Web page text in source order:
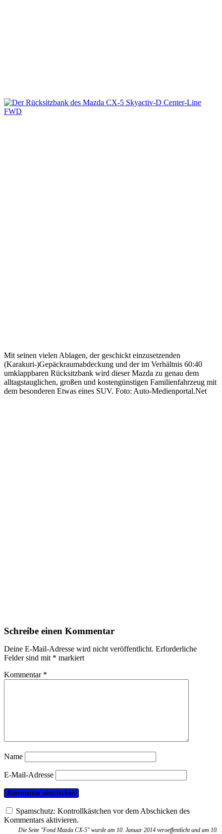
Mit seinen vielen Ablagen, der geschickt einzusetzenden
(Karakuri-)Gepäckraumabdeckung und der im Verhältnis 60:40
umklappbaren Rücksitzbank wird dieser Mazda zu genau dem
alltagstauglichen, großen und kostengünstigen Familienfahrzeug mit
dem besonderen Etwas eines SUV. Foto: Auto-Medienportal.Net
Schreibe einen Kommentar
Deine E-Mail-Adresse wird nicht veröffentlicht. Erforderliche
Felder sind mit * markiert
Kommentar *
Name
E-Mail-Adresse
Spamschutz: Kontrollkästchen vor dem Abschicken des
Kommentars aktivieren.
Die Seite "Fond Mazda CX-5" wurde am 10. Januar 2014 veroeffentlicht und am 10.